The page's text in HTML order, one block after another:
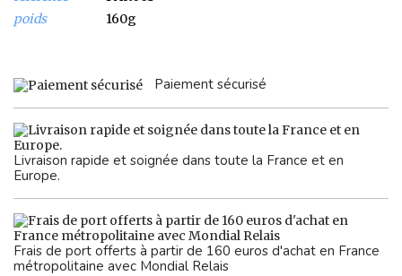
poids
160g
Paiement sécurisé
Livraison rapide et soignée dans toute la France et en
Europe.
Frais de port offerts à partir de 160 euros d'achat en France
métropolitaine avec Mondial Relais